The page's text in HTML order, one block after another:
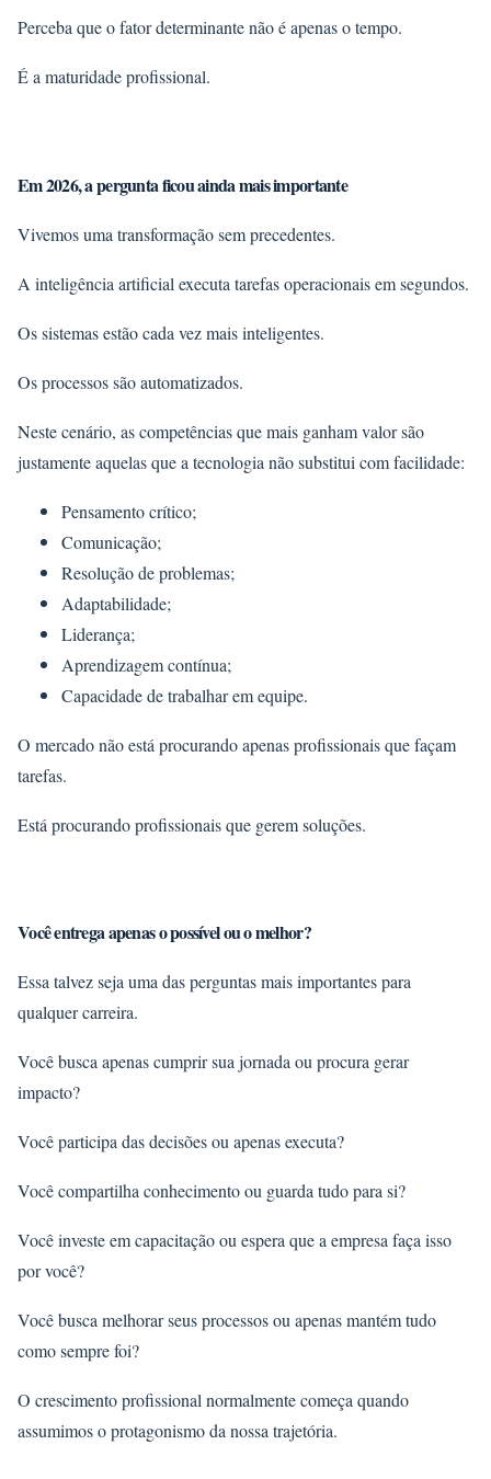
Perceba que o fator determinante não é apenas o tempo.
É a maturidade profissional.
Em 2026, a pergunta ficou ainda mais importante
Vivemos uma transformação sem precedentes.
A inteligência artificial executa tarefas operacionais em segundos.
Os sistemas estão cada vez mais inteligentes.
Os processos são automatizados.
Neste cenário, as competências que mais ganham valor são
justamente aquelas que a tecnologia não substitui com facilidade:
Pensamento crítico;
Comunicação;
Resolução de problemas;
Adaptabilidade;
Liderança;
Aprendizagem contínua;
Capacidade de trabalhar em equipe.
O mercado não está procurando apenas profissionais que façam
tarefas.
Está procurando profissionais que gerem soluções.
Você entrega apenas o possível ou o melhor?
Essa talvez seja uma das perguntas mais importantes para
qualquer carreira.
Você busca apenas cumprir sua jornada ou procura gerar
impacto?
Você participa das decisões ou apenas executa?
Você compartilha conhecimento ou guarda tudo para si?
Você investe em capacitação ou espera que a empresa faça isso
por você?
Você busca melhorar seus processos ou apenas mantém tudo
como sempre foi?
O crescimento profissional normalmente começa quando
assumimos o protagonismo da nossa trajetória.